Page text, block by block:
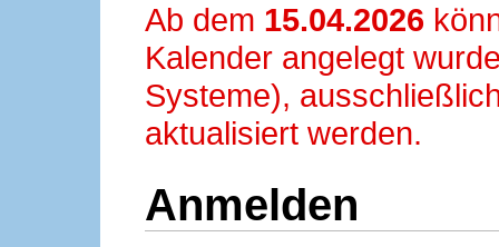
Ab dem 15.04.2026
Kalender angelegt
Systeme),
aktualisiert werden.
Anmelden